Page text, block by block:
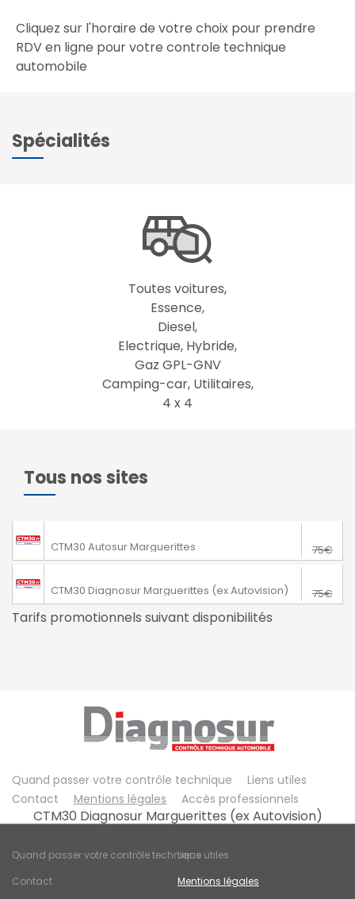
Cliquez sur l'horaire de votre choix pour prendre
RDV en ligne pour votre controle technique
automobile
Spécialités
Toutes voitures,
Essence,
Diesel,
Electrique, Hybride,
Gaz GPL-GNV
Camping-car, Utilitaires,
4 x 4
Tous nos sites
CTM30 Autosur Marguerittes 75€
CTM30 Diagnosur Marguerittes (ex Autovision) 75€
Tarifs promotionnels suivant disponibilités
Quand passer votre contrôle technique
Liens utiles
Contact
Mentions légales Accès professionnels
CTM30 Diagnosur Marguerittes (ex Autovision)
Quand passer votre contrôle techniqueLiens utiles
Contact
Mentions légales